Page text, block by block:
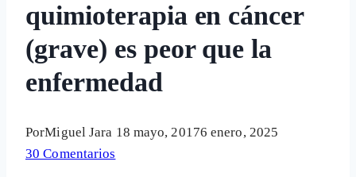
quimioterapia en cáncer
(grave) es peor que la
enfermedad
PorMiguel Jara 18 mayo, 20176 enero, 2025
30 Comentarios